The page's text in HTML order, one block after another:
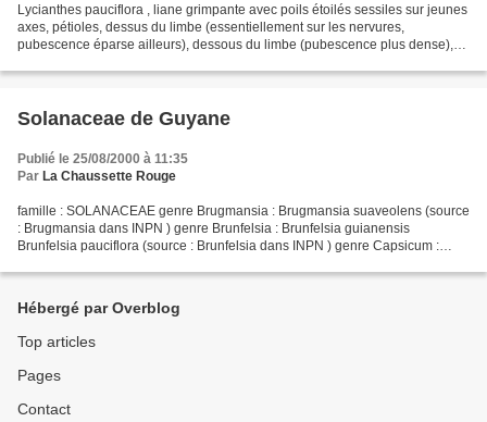
Lycianthes pauciflora , liane grimpante avec poils étoilés sessiles sur jeunes
axes, pétioles, dessus du limbe (essentiellement sur les nervures,
pubescence éparse ailleurs), dessous du limbe (pubescence plus dense),
Solanaceae de Guyane
Publié le 25/08/2000 à 11:35
Par La Chaussette Rouge
famille : SOLANACEAE genre Brugmansia : Brugmansia suaveolens (source
: Brugmansia dans INPN ) genre Brunfelsia : Brunfelsia guianensis
Brunfelsia pauciflora (source : Brunfelsia dans INPN ) genre Capsicum :
Hébergé par Overblog
Top articles
Pages
Contact